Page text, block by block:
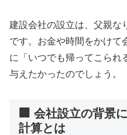
建設会社の設立は、父親な
です。お金や時間をかけて
に「いつでも帰ってこられ
与えたかったのでしょう。
🏢 会社設立の背景
計算とは